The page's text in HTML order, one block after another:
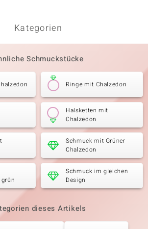
Kategorien
Schmuckstücke
Ringe mit Chalzedon
Halsketten mit
Chalzedon
Schmuck mit Grüner
Chalzedon
Schmuck im gleichen
Design
dieses Artikels